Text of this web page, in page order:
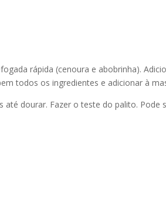
rápida (cenoura e abobrinha).
todos os ingredientes e adicionar à
dourar. Fazer o teste do palito. Pode